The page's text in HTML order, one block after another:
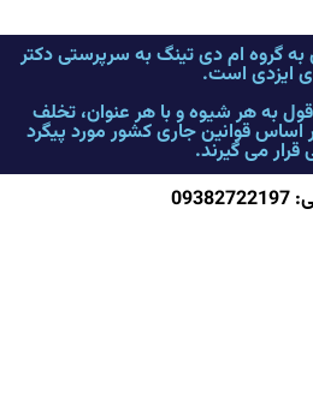
گروه ام دی تینگ به سرپرستی دکتر
ایزدی است.
به هر شیوه و با هر عنوان، تخلف
قوانین جاری کشور مورد پیگرد
قرار می گیرند.